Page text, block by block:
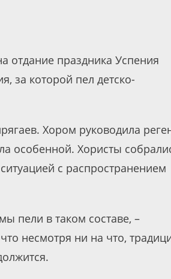
отдание праздника Успения
за которой пел детско-
Хором руководила
особенной. Хористы
с распространением
пели в таком составе, –
несмотря ни на что,